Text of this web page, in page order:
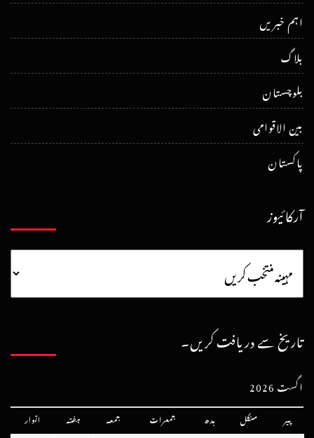
اہم خبریں
بلاگ
بلوچستان
بین الاقوامی
پاکستان
آرکائیوز
تاریخ سے دریافت کریں۔
اگست 2026
پیر منگل بدھ جمعرات جمعہ ہفتہ اتوار